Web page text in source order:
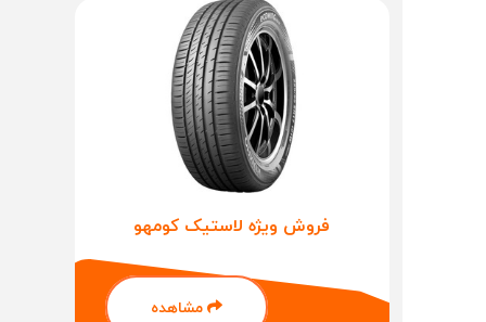
فروش ویژه لاستیک کومهو
مشاهده